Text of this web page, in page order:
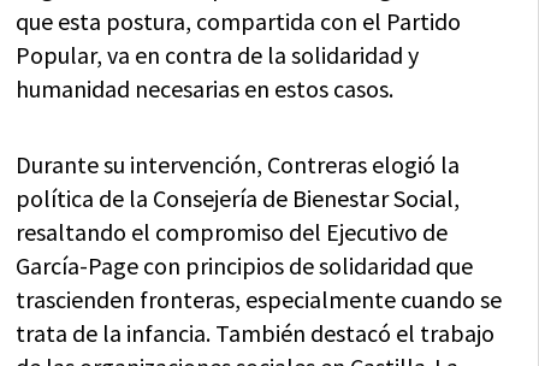
que esta postura, compartida con el Partido
Popular, va en contra de la solidaridad y
humanidad necesarias en estos casos.
Durante su intervención, Contreras elogió la
política de la Consejería de Bienestar Social,
resaltando el compromiso del Ejecutivo de
García-Page con principios de solidaridad que
trascienden fronteras, especialmente cuando se
trata de la infancia. También destacó el trabajo